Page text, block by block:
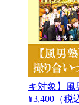
キ対象】
¥3,400（税